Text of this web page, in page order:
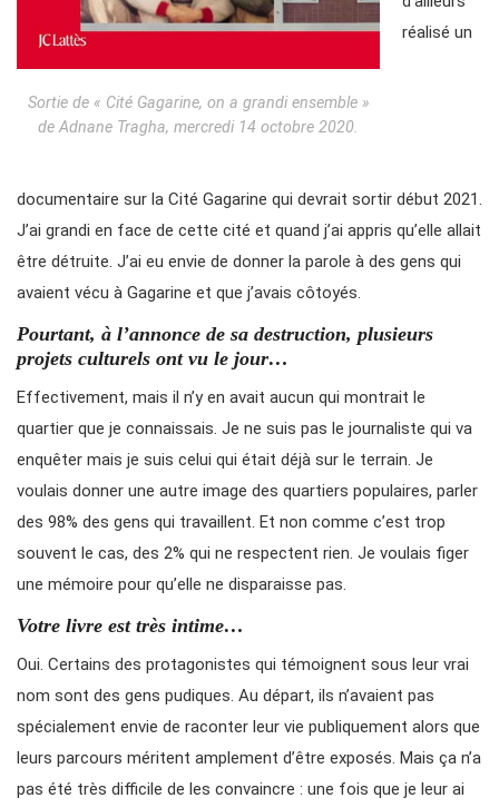
Sortie de « Cité Gagarine, on a grandi ensemble »
de Adnane Tragha, mercredi 14 octobre 2020.
réalisé un
documentaire sur la Cité Gagarine qui devrait sortir début 2021.
J’ai grandi en face de cette cité et quand j’ai appris qu’elle allait
être détruite. J’ai eu envie de donner la parole à des gens qui
avaient vécu à Gagarine et que j’avais côtoyés.
Pourtant, à l’annonce de sa destruction, plusieurs
projets culturels ont vu le jour…
Effectivement, mais il n’y en avait aucun qui montrait le
quartier que je connaissais. Je ne suis pas le journaliste qui va
enquêter mais je suis celui qui était déjà sur le terrain. Je
voulais donner une autre image des quartiers populaires, parler
des 98% des gens qui travaillent. Et non comme c’est trop
souvent le cas, des 2% qui ne respectent rien. Je voulais figer
une mémoire pour qu’elle ne disparaisse pas.
Votre livre est très intime…
Oui. Certains des protagonistes qui témoignent sous leur vrai
nom sont des gens pudiques. Au départ, ils n’avaient pas
spécialement envie de raconter leur vie publiquement alors que
leurs parcours méritent amplement d’être exposés. Mais ça n’a
pas été très difficile de les convaincre : une fois que je leur ai